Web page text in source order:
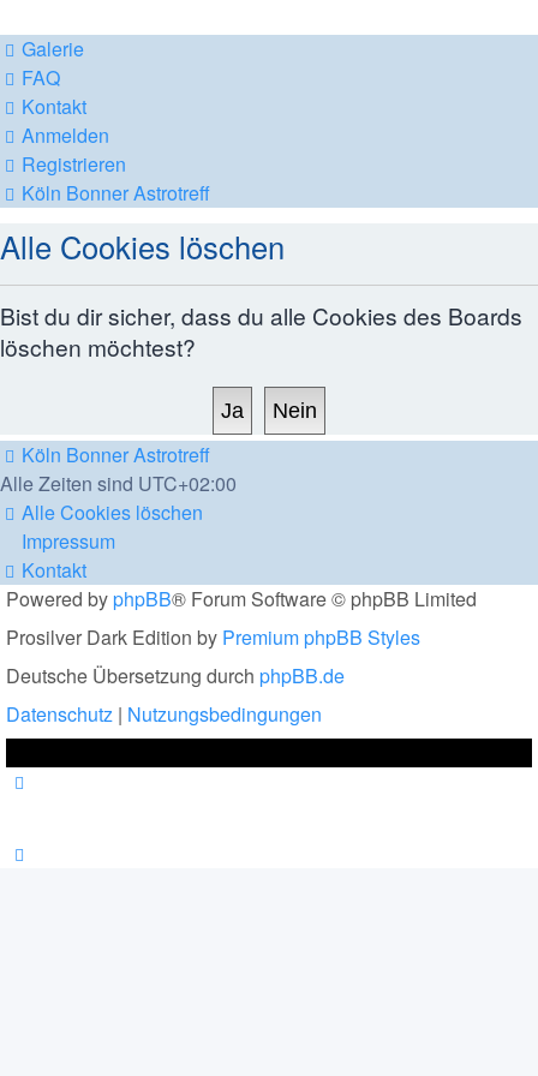
Galerie
FAQ
Kontakt
Anmelden
Registrieren
Köln Bonner Astrotreff
Alle Cookies löschen
Bist du dir sicher, dass du alle Cookies des Boards
löschen möchtest?
Köln Bonner Astrotreff
Alle Zeiten sind UTC+02:00
Alle Cookies löschen
Impressum
Kontakt
Powered byphpBB® Forum Software © phpBB Limited
Prosilver Dark Edition by Premium phpBB Styles
Deutsche Übersetzung durch phpBB.de
Datenschutz | Nutzungsbedingungen